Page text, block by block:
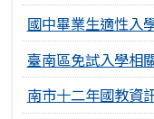
國中畢業生適性入
臺南區免試入學相
南市十二年國教資